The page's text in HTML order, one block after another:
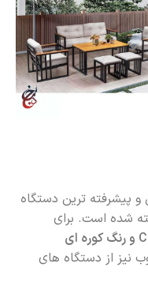
و پیشرفته ترین دستگاه
شده است. برای
جوش CO2 و رنگ کوره ای
نیز از دستگاه های